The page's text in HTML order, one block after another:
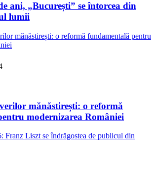
ani, „București” se întorcea din
lumii
mănăstirești: o reformă
modernizarea României